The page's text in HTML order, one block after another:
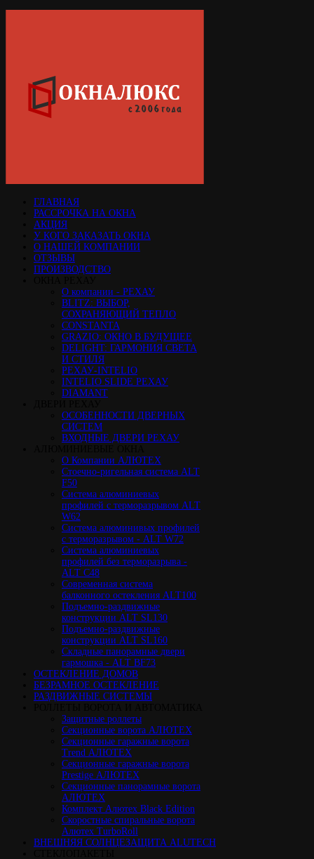
ГЛАВНАЯ
РАССРОЧКА НА ОКНА
АКЦИЯ
У КОГО ЗАКАЗАТЬ ОКНА
О НАШЕЙ КОМПАНИИ
ОТЗЫВЫ
ПРОИЗВОДСТВО
О компании - РЕХАУ
BLITZ: ВЫБОР,
СОХРАНЯЮЩИЙ ТЕПЛО
CONSTANTA
GRAZIO: ОКНО В БУДУЩЕЕ
DELIGHT: ГАРМОНИЯ СВЕТА
И СТИЛЯ
РЕХАУ-INTELIO
INTELIO SLIDE РЕХАУ
DIAMANT
ОСОБЕННОСТИ ДВЕРНЫХ
СИСТЕМ
ВХОДНЫЕ ДВЕРИ РЕХАУ
О Компании АЛЮТЕХ
Стоечно-ригельная система ALT
F50
Cистема алюминиевых
профилей с терморазрывом ALT
W62
Система алюминивых профилей
с терморазрывом - ALT W72
Cистема алюминиевых
профилей без терморазрыва -
ALT C48
Cовременная система
балконного остекления ALT100
Подъемно-раздвижные
конструкции ALT SL130
Подъемно-раздвижные
конструкции ALT SL160
Cкладные панорамные двери
гармошка - ALT BF73
ОСТЕКЛЕНИЕ ДОМОВ
БЕЗРАМНОЕ ОСТЕКЛЕНИЕ
РАЗДВИЖНЫЕ СИСТЕМЫ
Защитные роллеты
Секционные ворота АЛЮТЕХ
Секционные гаражные ворота
Trend АЛЮТЕХ
Секционные гаражные ворота
Prestige АЛЮТЕХ
Секционные панорамные ворота
АЛЮТЕХ
Комплект Алютех Black Edition
Скоростные спиральные ворота
Алютех TurboRoll
ВНЕШНЯЯ СОЛНЦЕЗАЩИТА ALUTECH